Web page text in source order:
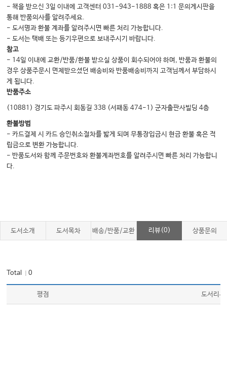
- 책을 받으신 3일 이내에 고객센터 031-943-1888 혹은 1:1 문의게시판을
통해 반품의사를 알려주세요.
- 도서명과 환불 계좌를 알려주시면 빠른 처리 가능합니다.
- 도서는 택배 또는 등기우편으로 보내주시기 바랍니다.
참고
- 14일 이내에 교환/반품/환불 받으실 상품이 회수되어야 하며, 반품과 환불의
경우 상품주문시 면제받으셨던 배송비와 반품배송비까지 고객님께서 부담하시
게 됩니다.
반품주소
(10881) 경기도 파주시 회동길 338 (서패동 474-1) 군자출판사빌딩 4층
환불방법
- 카드결제 시 카드 승인취소절차를 밟게 되며 무통장입금시 현금 환불 혹은 적
립금으로 변환 가능합니다.
- 반품도서와 함께 주문번호와 환불계좌번호를 알려주시면 빠른 처리 가능합니
다.
도서소개 도서목차 배송/반품/교환 리뷰(0) 상품문의
Total ｜0
평점 도서리뷰